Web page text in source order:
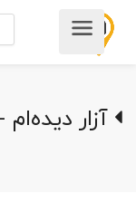
آزار دیده‌ام - 468